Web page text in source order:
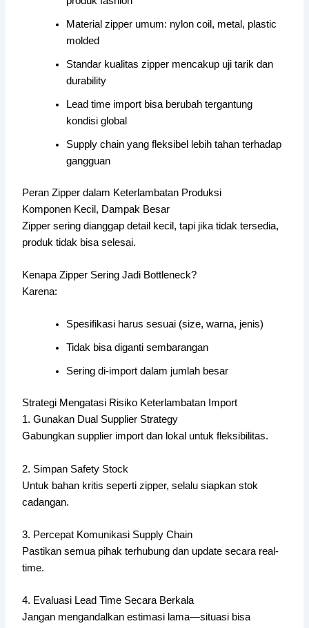
Material zipper umum: nylon coil, metal, plastic
molded
Standar kualitas zipper mencakup uji tarik dan
durability
Lead time import bisa berubah tergantung
kondisi global
Supply chain yang fleksibel lebih tahan terhadap
gangguan
Peran Zipper dalam Keterlambatan Produksi
Komponen Kecil, Dampak Besar
Zipper sering dianggap detail kecil, tapi jika tidak tersedia,
produk tidak bisa selesai.
Kenapa Zipper Sering Jadi Bottleneck?
Karena:
Spesifikasi harus sesuai (size, warna, jenis)
Tidak bisa diganti sembarangan
Sering di-import dalam jumlah besar
Strategi Mengatasi Risiko Keterlambatan Import
1. Gunakan Dual Supplier Strategy
Gabungkan supplier import dan lokal untuk fleksibilitas.
2. Simpan Safety Stock
Untuk bahan kritis seperti zipper, selalu siapkan stok
cadangan.
3. Percepat Komunikasi Supply Chain
Pastikan semua pihak terhubung dan update secara real-
time.
4. Evaluasi Lead Time Secara Berkala
Jangan mengandalkan estimasi lama—situasi bisa